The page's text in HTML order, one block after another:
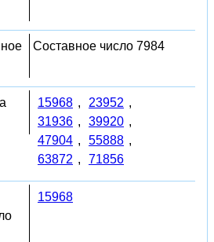
Составное число 7984
15968 , 23952 ,
31936 , 39920 ,
47904 , 55888 ,
63872 , 71856
15968